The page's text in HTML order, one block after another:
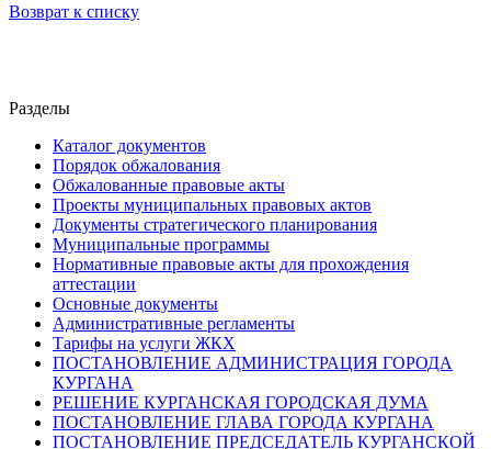
Возврат к списку
Разделы
Каталог документов
Порядок обжалования
Обжалованные правовые акты
Проекты муниципальных правовых актов
Документы стратегического планирования
Муниципальные программы
Нормативные правовые акты для прохождения
аттестации
Основные документы
Административные регламенты
Тарифы на услуги ЖКХ
ПОСТАНОВЛЕНИЕ АДМИНИСТРАЦИЯ ГОРОДА
КУРГАНА
РЕШЕНИЕ КУРГАНСКАЯ ГОРОДСКАЯ ДУМА
ПОСТАНОВЛЕНИЕ ГЛАВА ГОРОДА КУРГАНА
ПОСТАНОВЛЕНИЕ ПРЕДСЕДАТЕЛЬ КУРГАНСКОЙ